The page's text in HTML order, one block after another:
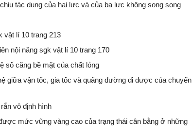
tác dụng của hai lực và của ba lực không song song
vật lí 10 trang 213
nội năng sgk vật lí 10 trang 170
số căng bề mặt của chất lỏng
giữa vận tốc, gia tốc và quãng đường đi được của chuyển
vô định hình
mức vững vàng cao của trạng thái cân bằng ở những